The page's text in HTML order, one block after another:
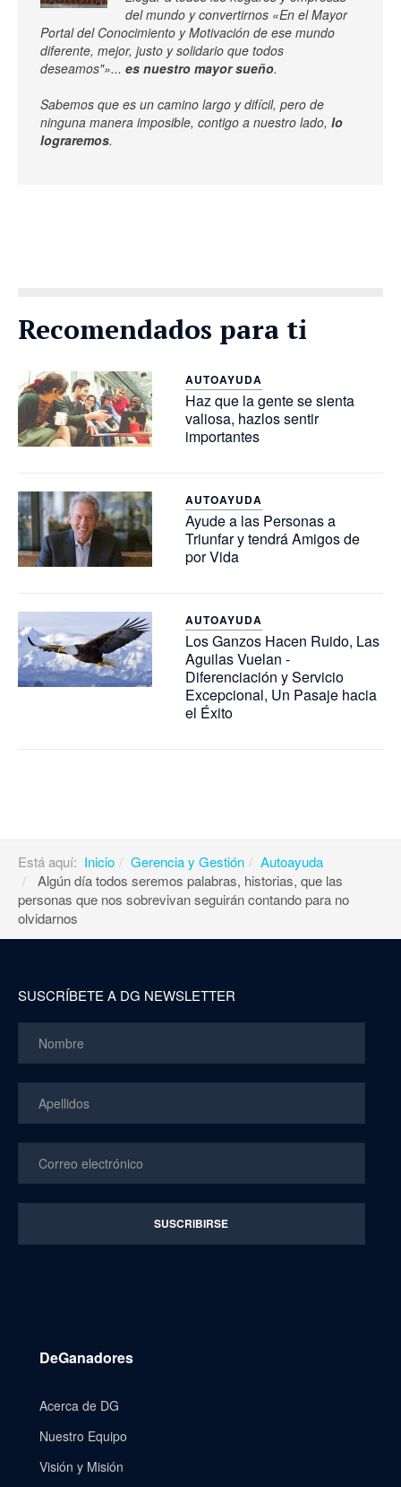
del mundo y convertirnos «En el Mayor
Portal del Conocimiento y Motivación de ese mundo
diferente, mejor, justo y solidario que todos
deseamos"»... es nuestro mayor sueño.
Sabemos que es un camino largo y difícil, pero de
ninguna manera imposible, contigo a nuestro lado, lo
lograremos.
Recomendados para ti
AUTOAYUDA
Haz que la gente se sienta
valiosa, hazlos sentir
importantes
AUTOAYUDA
Ayude a las Personas a
Triunfar y tendrá Amigos de
por Vida
AUTOAYUDA
Los Ganzos Hacen Ruido, Las
Aguilas Vuelan -
Diferenciación y Servicio
Excepcional, Un Pasaje hacia
el Éxito
Está aquí: Inicio Gerencia y Gestión
Autoayuda
Algún día todos seremos palabras, historias, que las
personas que nos sobrevivan seguirán contando para no
olvidarnos
SUSCRÍBETE A DG NEWSLETTER
DeGanadores
Acerca de DG
Nuestro Equipo
Visión y Misión